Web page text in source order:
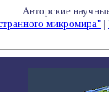
Авторские
микромира" |